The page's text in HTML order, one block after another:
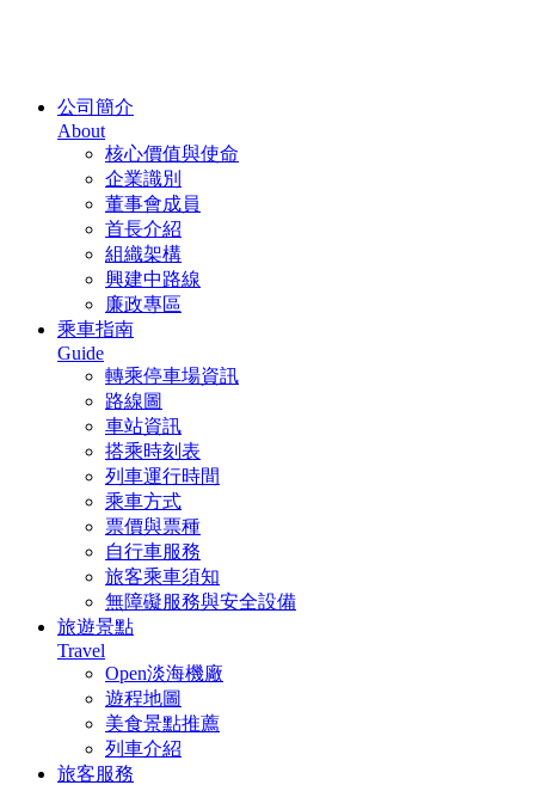
公司簡介
About
核心價值與使命
企業識別
董事會成員
首長介紹
組織架構
興建中路線
廉政專區
乘車指南
Guide
轉乘停車場資訊
路線圖
車站資訊
搭乘時刻表
列車運行時間
乘車方式
票價與票種
自行車服務
旅客乘車須知
無障礙服務與安全設備
旅遊景點
Travel
Open淡海機廠
遊程地圖
美食景點推薦
列車介紹
旅客服務